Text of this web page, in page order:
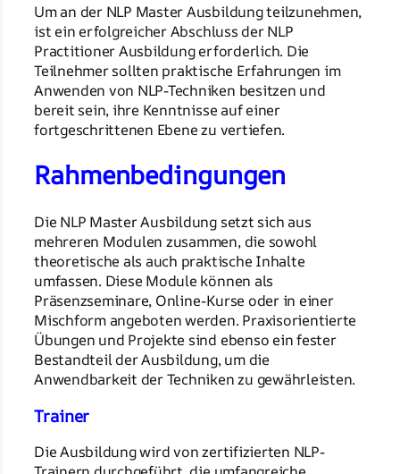
Um an der NLP Master Ausbildung teilzunehmen,
ist ein erfolgreicher Abschluss der NLP
Practitioner Ausbildung erforderlich. Die
Teilnehmer sollten praktische Erfahrungen im
Anwenden von NLP-Techniken besitzen und
bereit sein, ihre Kenntnisse auf einer
fortgeschrittenen Ebene zu vertiefen.
Rahmenbedingungen
Die NLP Master Ausbildung setzt sich aus
mehreren Modulen zusammen, die sowohl
theoretische als auch praktische Inhalte
umfassen. Diese Module können als
Präsenzseminare, Online-Kurse oder in einer
Mischform angeboten werden. Praxisorientierte
Übungen und Projekte sind ebenso ein fester
Bestandteil der Ausbildung, um die
Anwendbarkeit der Techniken zu gewährleisten.
Trainer
Die Ausbildung wird von zertifizierten NLP-